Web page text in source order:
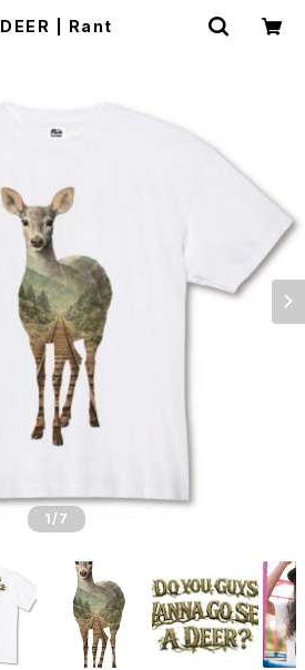
DEER | Rant
1/7